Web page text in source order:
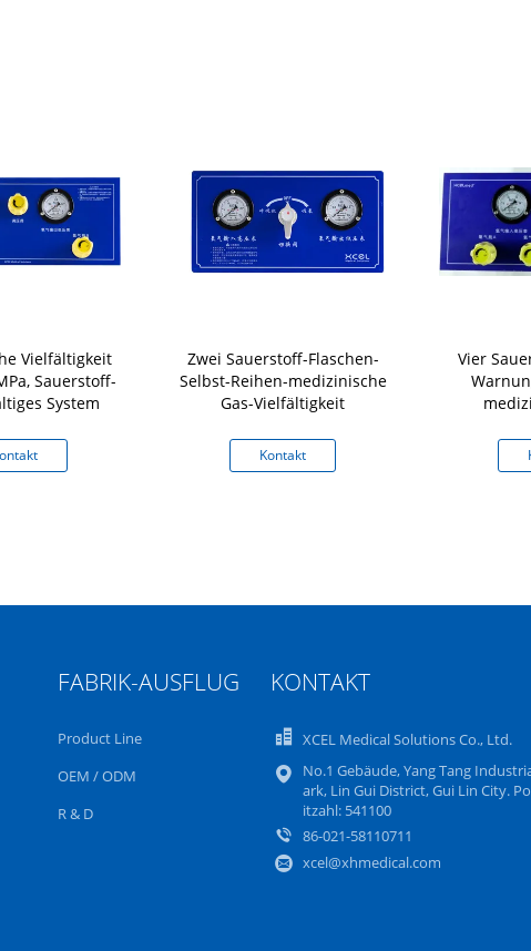
Vielfältigkeit
Sauerstoff-
System
Zwei Sauerstoff-Flaschen-
Selbst-Reihen-medizinische
Gas-Vielfältigkeit
Kontakt
Vier
FABRIK-AUSFLUG
Product Line
OEM / ODM
R & D
KONTAKT
XCEL Medical Solutions Co., Ltd.
No.1 Gebäude, Yang Tang
ark, Lin Gui District, Gui Lin City.
itzahl: 541100
86-021-58110711
xcel@xhmedical.com